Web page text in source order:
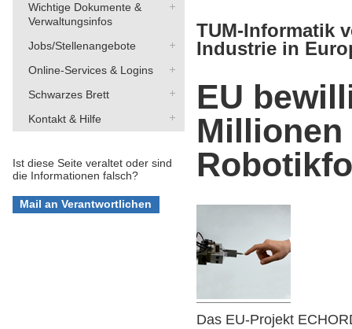
Wichtige Dokumente &
Verwaltungsinfos
Jobs/Stellenangebote
Online-Services & Logins
Schwarzes Brett
Kontakt & Hilfe
Ist diese Seite veraltet oder sind
die Informationen falsch?
TUM-Informatik
Industrie in
EU
Das EU-Projekt